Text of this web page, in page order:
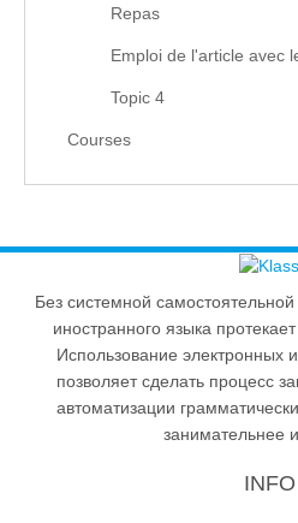
Repas
Emploi de l'article avec
Topic 4
Courses
Без системной
иностранного языка
Использование электронных
позволяет сделать процесс
автоматизации
занимательнее
INFO